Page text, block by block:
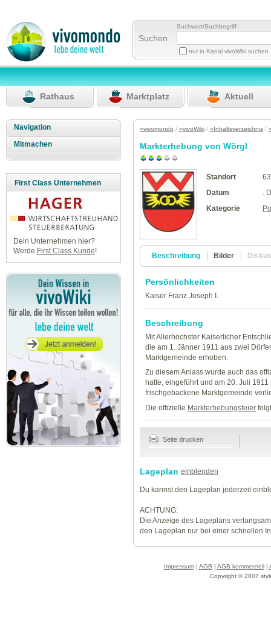
Suchen
Suchwort/Suchbegriff
nur in Kanal vivoWiki suchen
Rathaus Marktplatz Aktuell
Navigation
Mitmachen
First Class Unternehmen
Dein Unternehmen hier?
Werde First Class Kunde!
»vivomondo / »vivoWiki/ »Inhaltsverzeichnis/
Markterhebung von Wörgl
Standort
Datum
.
Kategorie
Beschreibung Bilder
Persönlichkeiten
Kaiser Franz Joseph I.
Beschreibung
Mit Allerhöchster Kaiserlicher
die am 1. Jänner 1911 aus zwei
Marktgemeinde erhoben.
Zu diesem Anlass wurde auch das
hatte, eingeführt und am 20. Juli
frischgebackene Marktgemeinde
Die offizielle Markterhebungsfeier
Seite drucken
Lageplan einblenden
Du kannst den Lageplan jederzeit
ACHTUNG:
Die Anzeige des Lageplans
den Lageplan nur bei einer schnellen
Impressum| AGB | AGB kommerziell|
Copyright © 2007